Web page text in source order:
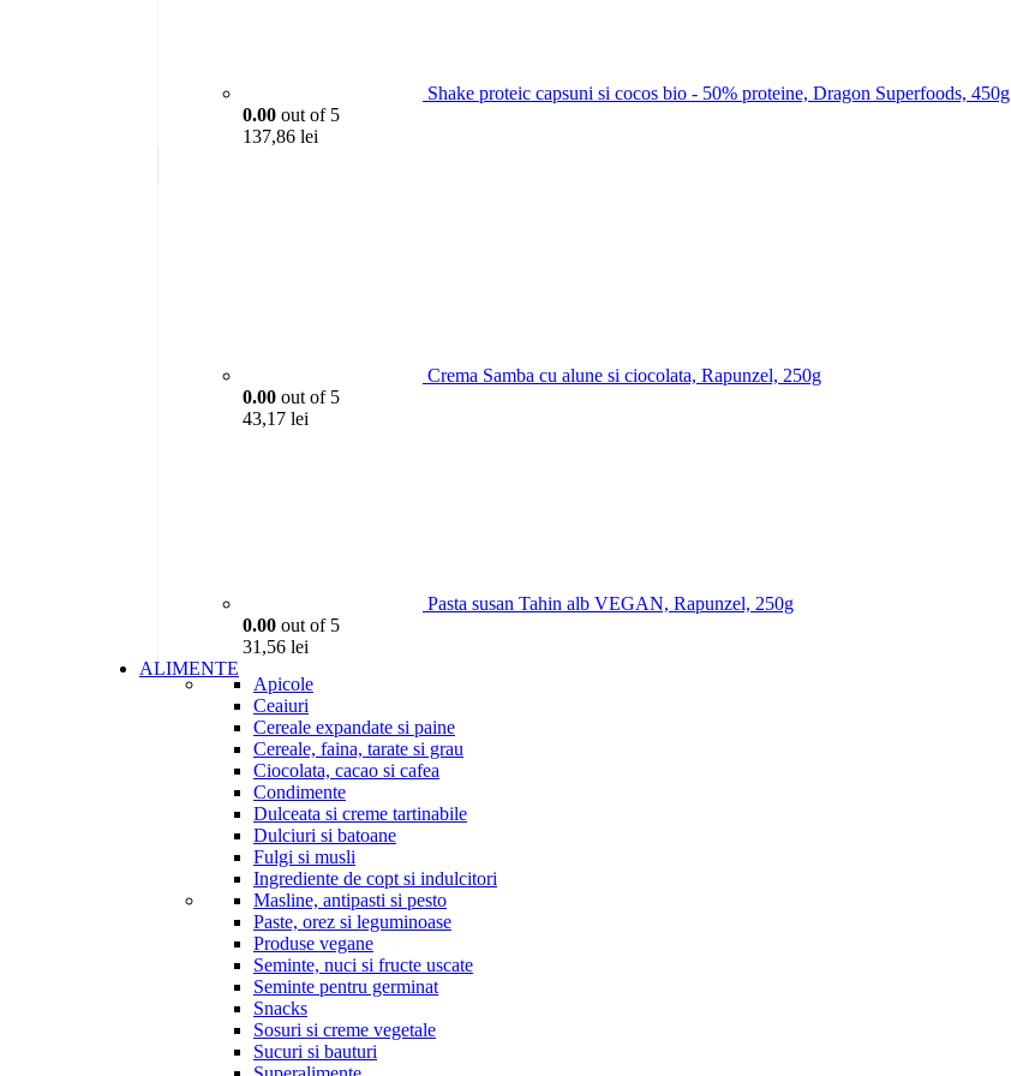
Shake proteic capsuni si cocos bio - 50% proteine, Dragon Superfoods, 450g
0.00 out of 5
137,86 lei
Crema Samba cu alune si ciocolata, Rapunzel, 250g
0.00 out of 5
43,17 lei
Pasta susan Tahin alb VEGAN, Rapunzel, 250g
0.00 out of 5
31,56 lei
ALIMENTE
Apicole
Ceaiuri
Cereale expandate si paine
Cereale, faina, tarate si grau
Ciocolata, cacao si cafea
Condimente
Dulceata si creme tartinabile
Dulciuri si batoane
Fulgi si musli
Ingrediente de copt si indulcitori
Masline, antipasti si pesto
Paste, orez si leguminoase
Produse vegane
Seminte, nuci si fructe uscate
Seminte pentru germinat
Snacks
Sosuri si creme vegetale
Sucuri si bauturi